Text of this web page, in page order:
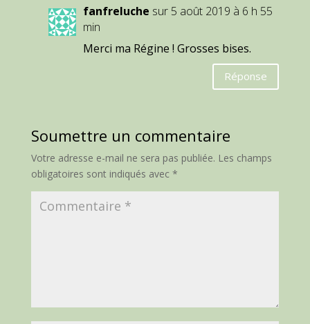
fanfreluche sur 5 août 2019 à 6 h 55
min
Merci ma Régine ! Grosses bises.
Réponse
Soumettre un commentaire
Votre adresse e-mail ne sera pas publiée. Les champs
obligatoires sont indiqués avec *